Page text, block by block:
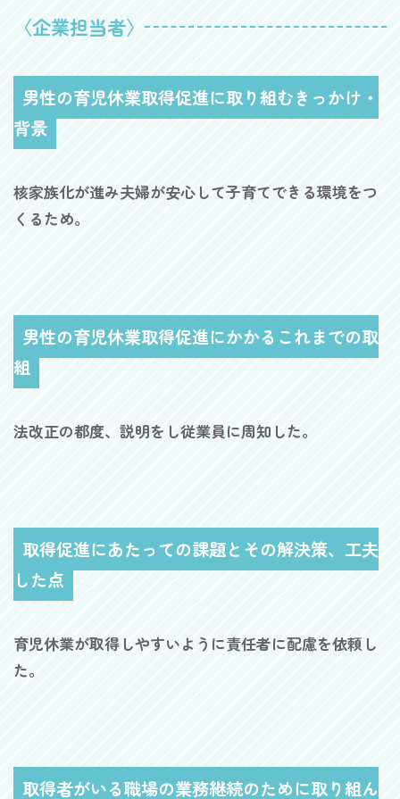
〈企業担当者〉
男性の育児休業取得促進に取り組むきっかけ・
背景
核家族化が進み夫婦が安心して子育てできる環境をつ
くるため。
男性の育児休業取得促進にかかるこれまでの取
組
法改正の都度、説明をし従業員に周知した。
取得促進にあたっての課題とその解決策、工夫
した点
育児休業が取得しやすいように責任者に配慮を依頼し
た。
取得者がいる職場の業務継続のために取り組ん